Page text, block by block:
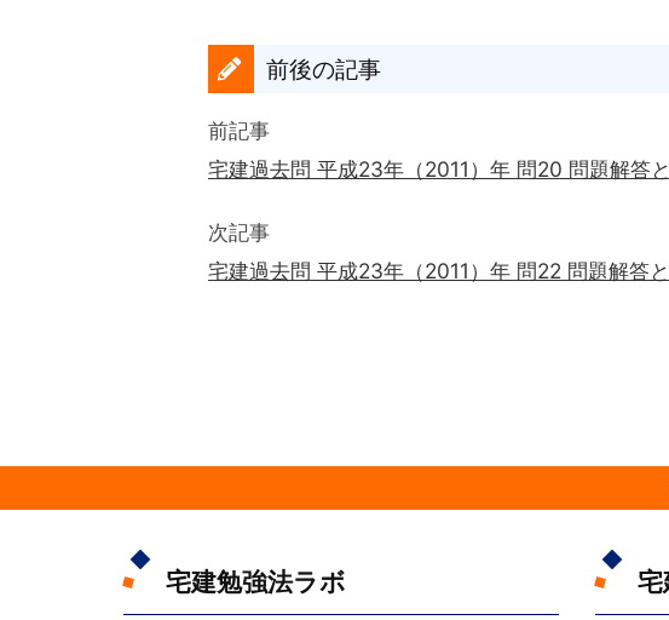
前後の記事
前記事
宅建過去問 平成23年（2011）年 問20 問題解答
次記事
宅建過去問 平成23年（2011）年 問22 問題解答
宅建勉強法ラボ